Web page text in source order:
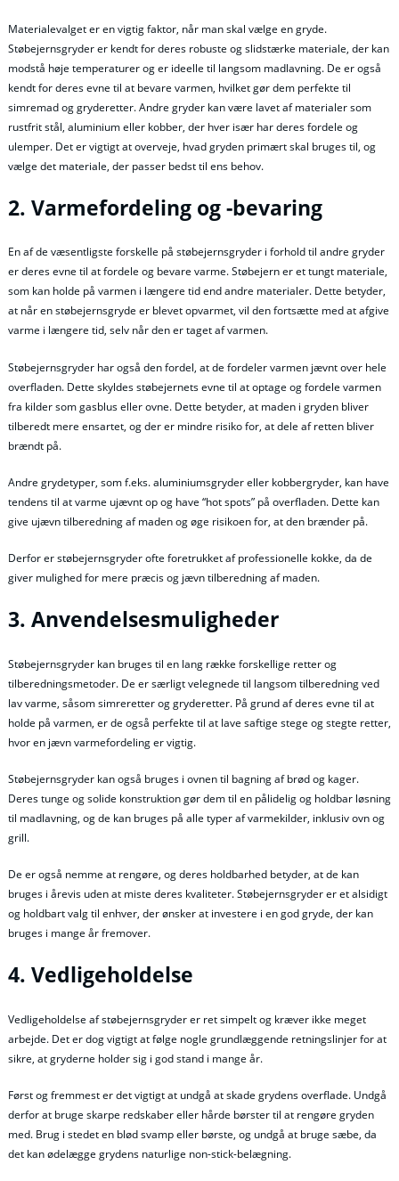
Materialevalget er en vigtig faktor, når man skal vælge en gryde.
Støbejernsgryder er kendt for deres robuste og slidstærke materiale, der kan
modstå høje temperaturer og er ideelle til langsom madlavning. De er også
kendt for deres evne til at bevare varmen, hvilket gør dem perfekte til
simremad og gryderetter. Andre gryder kan være lavet af materialer som
rustfrit stål, aluminium eller kobber, der hver især har deres fordele og
ulemper. Det er vigtigt at overveje, hvad gryden primært skal bruges til, og
vælge det materiale, der passer bedst til ens behov.
2. Varmefordeling og -bevaring
En af de væsentligste forskelle på støbejernsgryder i forhold til andre gryder
er deres evne til at fordele og bevare varme. Støbejern er et tungt materiale,
som kan holde på varmen i længere tid end andre materialer. Dette betyder,
at når en støbejernsgryde er blevet opvarmet, vil den fortsætte med at afgive
varme i længere tid, selv når den er taget af varmen.
Støbejernsgryder har også den fordel, at de fordeler varmen jævnt over hele
overfladen. Dette skyldes støbejernets evne til at optage og fordele varmen
fra kilder som gasblus eller ovne. Dette betyder, at maden i gryden bliver
tilberedt mere ensartet, og der er mindre risiko for, at dele af retten bliver
brændt på.
Andre grydetyper, som f.eks. aluminiumsgryder eller kobbergryder, kan have
tendens til at varme ujævnt op og have “hot spots” på overfladen. Dette kan
give ujævn tilberedning af maden og øge risikoen for, at den brænder på.
Derfor er støbejernsgryder ofte foretrukket af professionelle kokke, da de
giver mulighed for mere præcis og jævn tilberedning af maden.
3. Anvendelsesmuligheder
Støbejernsgryder kan bruges til en lang række forskellige retter og
tilberedningsmetoder. De er særligt velegnede til langsom tilberedning ved
lav varme, såsom simreretter og gryderetter. På grund af deres evne til at
holde på varmen, er de også perfekte til at lave saftige stege og stegte retter,
hvor en jævn varmefordeling er vigtig.
Støbejernsgryder kan også bruges i ovnen til bagning af brød og kager.
Deres tunge og solide konstruktion gør dem til en pålidelig og holdbar løsning
til madlavning, og de kan bruges på alle typer af varmekilder, inklusiv ovn og
grill.
De er også nemme at rengøre, og deres holdbarhed betyder, at de kan
bruges i årevis uden at miste deres kvaliteter. Støbejernsgryder er et alsidigt
og holdbart valg til enhver, der ønsker at investere i en god gryde, der kan
bruges i mange år fremover.
4. Vedligeholdelse
Vedligeholdelse af støbejernsgryder er ret simpelt og kræver ikke meget
arbejde. Det er dog vigtigt at følge nogle grundlæggende retningslinjer for at
sikre, at gryderne holder sig i god stand i mange år.
Først og fremmest er det vigtigt at undgå at skade grydens overflade. Undgå
derfor at bruge skarpe redskaber eller hårde børster til at rengøre gryden
med. Brug i stedet en blød svamp eller børste, og undgå at bruge sæbe, da
det kan ødelægge grydens naturlige non-stick-belægning.